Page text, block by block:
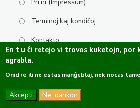
Pri ni (Impressum)
Terminoj kaj kondiĉoj
Kontakto
Kopirajto ©2019-2026 Esperanta Kulturservo
Dizajno deOPTASY
En tiu ĉi retejo vi trovos kuketojn, por
agrabla.
Onidire ili ne estas manĝeblaj, nek nocas
Akcepti Ne, dankon